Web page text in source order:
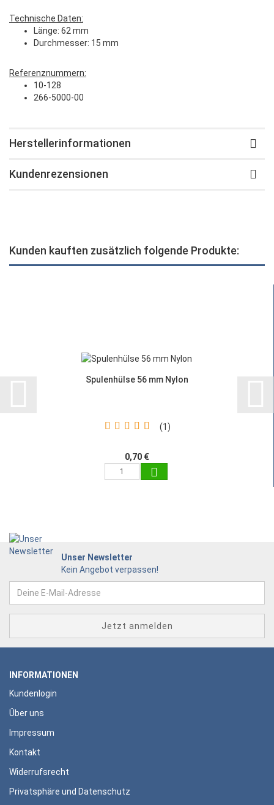
Technische Daten:
Länge: 62 mm
Durchmesser: 15 mm
Referenznummern:
10-128
266-5000-00
Herstellerinformationen
Kundenrezensionen
Kunden kauften zusätzlich folgende Produkte:
Spulenhülse 56 mm Nylon
1
0,70 €
Unser Newsletter
Kein Angebot verpassen!
INFORMATIONEN
Kundenlogin
Über uns
Impressum
Kontakt
Widerrufsrecht
Privatsphäre und Datenschutz